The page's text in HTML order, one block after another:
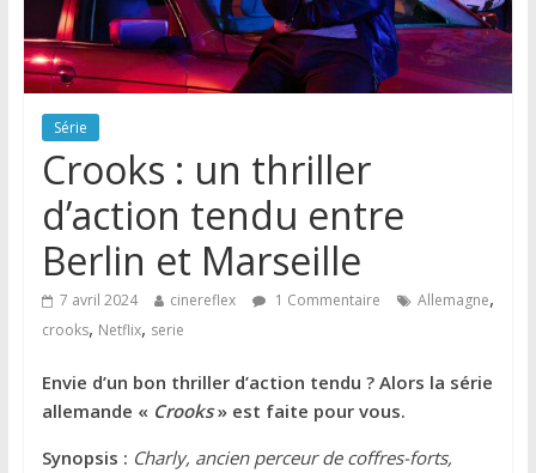
Série
Crooks : un thriller
d’action tendu entre
Berlin et Marseille
7 avril 2024 cinereflex 1 Commentaire Allemagne,
crooks, Netflix, serie
Envie d’un bon thriller d’action tendu ? Alors la série
allemande « Crooks» est faite pour vous.
Synopsis : Charly, ancien perceur de coffres-forts,